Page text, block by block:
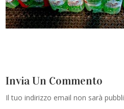
Invia Un Commento
Il tuo indirizzo email non sarà